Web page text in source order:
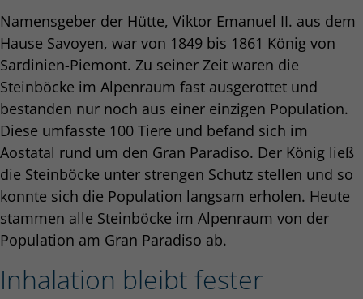
Namensgeber der Hütte, Viktor Emanuel II. aus dem
Hause Savoyen, war von 1849 bis 1861 König von
Sardinien-Piemont. Zu seiner Zeit waren die
Steinböcke im Alpenraum fast ausgerottet und
bestanden nur noch aus einer einzigen Population.
Diese umfasste 100 Tiere und befand sich im
Aostatal rund um den Gran Paradiso. Der König ließ
die Steinböcke unter strengen Schutz stellen und so
konnte sich die Population langsam erholen. Heute
stammen alle Steinböcke im Alpenraum von der
Population am Gran Paradiso ab.
Inhalation bleibt fester